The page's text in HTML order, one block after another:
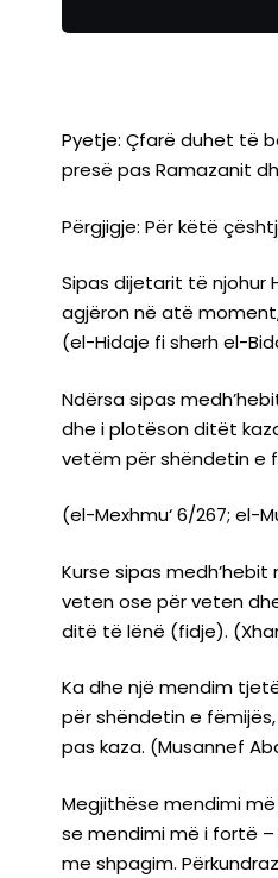
Pyetje: Çfarë duhet të
presë pas Ramazanit
Përgjigje: Për këtë
Sipas dijetarit të njohur
agjëron në atë
(el-Hidaje fi sherh el-
Ndërsa sipas
dhe i plotëson ditët
vetëm për shëndetin e
(el-Mexhmu‘ 6/267; el-
Kurse sipas
veten ose për veten
ditë të lënë (fidje).
Ka dhe një mendim
për shëndetin e
pas kaza. (Musannef
Megjithëse mendimi
se mendimi më i fortë
me shpagim.